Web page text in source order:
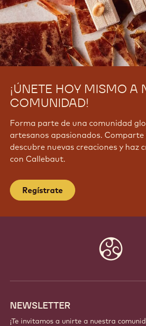
¡ÚNETE HOY MISMO A
COMUNIDAD!
Forma parte de una comunidad
artesanos apasionados. Comparte
descubre nuevas creaciones y haz
con Callebaut.
Regístrate
NEWSLETTER
¡Te invitamos a unirte a nuestra